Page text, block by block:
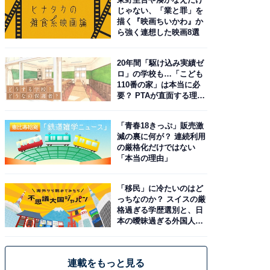
じゃない、「業と罪」を
描く『映画ちいかわ』か
ら強く連想した映画8選
20年間「駆け込み実績ゼ
ロ」の学校も…「こども
110番の家」は本当に必
要？ PTAが直面する理想
「青春18きっぷ」販売激
減の裏に何が？ 連続利用
の厳格化だけではない
「本当の理由」
「移民」に冷たいのはど
っちなのか？ スイスの厳
格過ぎる学歴選別と、日
本の曖昧過ぎる外国人政
連載をもっと見る